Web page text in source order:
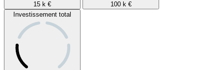
15 k € 100 k €
Investissement total